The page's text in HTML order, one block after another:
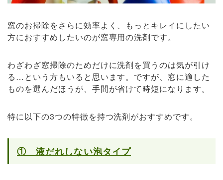
窓のお掃除をさらに効率よく、もっとキレイにしたい
方におすすめしたいのが窓専用の洗剤です。
わざわざ窓掃除のためだけに洗剤を買うのは気が引け
る…という方もいると思います。ですが、窓に適した
ものを選んだほうが、手間が省けて時短になります。
特に以下の3つの特徴を持つ洗剤がおすすめです。
① 液だれしない泡タイプ